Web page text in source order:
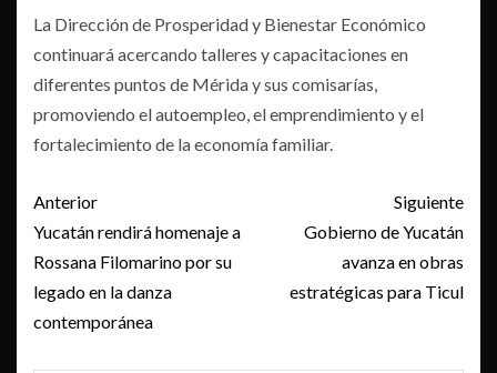
La Dirección de Prosperidad y Bienestar Económico
continuará acercando talleres y capacitaciones en
diferentes puntos de Mérida y sus comisarías,
promoviendo el autoempleo, el emprendimiento y el
fortalecimiento de la economía familiar.
Post
navigation
Anterior
Yucatán rendirá homenaje a
Rossana Filomarino por su
legado en la danza
contemporánea
Siguiente
Gobierno de Yucatán
avanza en obras
estratégicas para Ticul